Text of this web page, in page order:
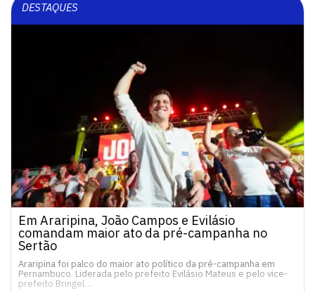
DESTAQUES
Em Araripina, João Campos e Evilásio
comandam maior ato da pré-campanha no
Sertão
Araripina foi palco do maior ato político da pré-campanha em
Pernambuco. Liderada pelo prefeito Evilásio Mateus e pelo vice-
prefeito Bringel…